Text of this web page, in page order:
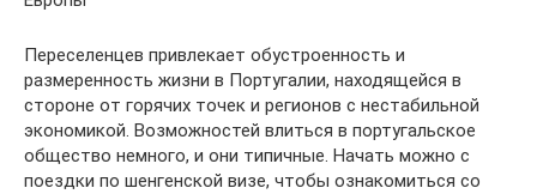
Переселенцев привлекает обустроенность и
размеренность жизни в Португалии, находящейся в
стороне от горячих точек и регионов с нестабильной
экономикой. Возможностей влиться в португальское
общество немного, и они типичные. Начать можно с
поездки по шенгенской визе, чтобы ознакомиться со